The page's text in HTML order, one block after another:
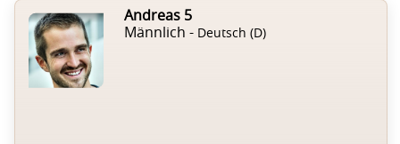
Andreas 5
Männlich - Deutsch (D)